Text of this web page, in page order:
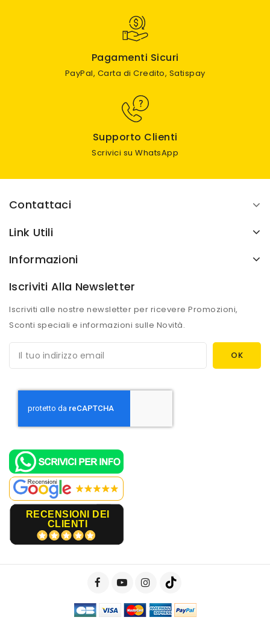
Pagamenti Sicuri
PayPal, Carta di Credito, Satispay
Supporto Clienti
Scrivici su WhatsApp
Contattaci
Link Utili
Informazioni
Iscriviti Alla Newsletter
Iscriviti alle nostre newsletter per ricevere Promozioni,
Sconti speciali e informazioni sulle Novità.
RECENSIONI DEI
CLIENTI